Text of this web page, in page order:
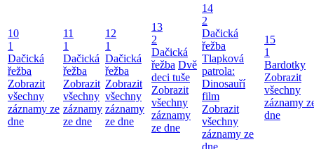
10
1
Dačická
řežba
Zobrazit
všechny
záznamy ze
dne
11
1
Dačická
řežba
Zobrazit
všechny
záznamy
ze dne
12
1
Dačická
řežba
Zobrazit
všechny
záznamy
ze dne
13
2
Dačická
řežba Dvě
deci tuše
Zobrazit
všechny
záznamy
ze dne
14
2
Dačická
řežba
Tlapková
patrola:
Dinosauří
film
Zobrazit
všechny
záznamy ze
dne
15
1
Bardotky
Zobrazit
všechny
záznamy
dne